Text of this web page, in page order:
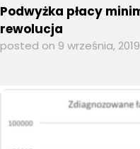
Podwyżka płacy
rewolucja
posted on 9 września, 2019